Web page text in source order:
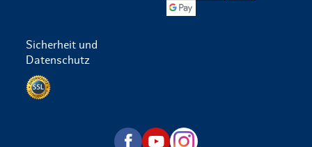
Sicherheit und
Datenschutz